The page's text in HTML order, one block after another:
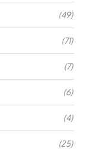
(49)
(71)
(7)
(6)
(4)
(25)